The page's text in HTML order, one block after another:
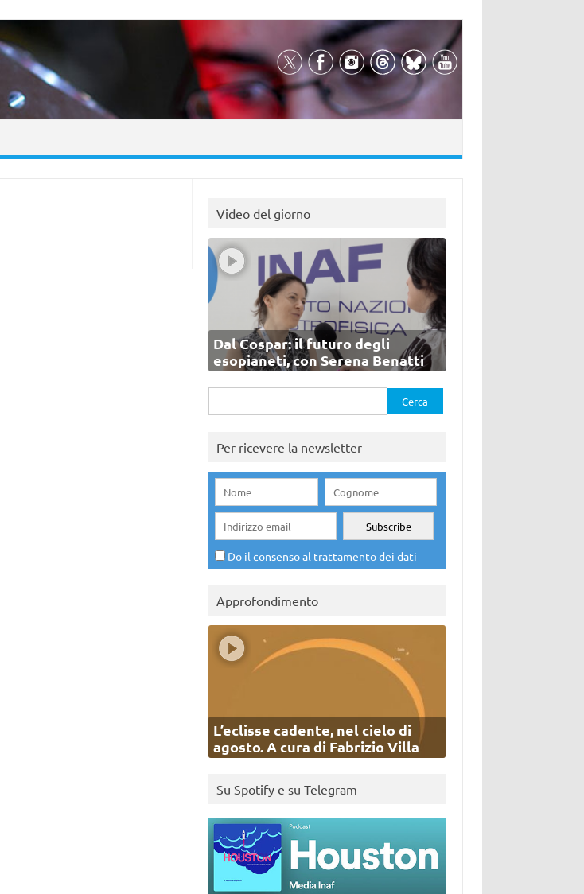
Video del giorno
Dal Cospar: il futuro degli
esopianeti, con Serena Benatti
per:
Per ricevere la newsletter
Do il consenso al trattamento dei dati
Approfondimento
L’eclisse cadente, nel cielo di
agosto. A cura di Fabrizio Villa
Su Spotify e su Telegram